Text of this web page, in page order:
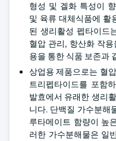
형성 및 겔화 특성이
및 육류 대체식품에 활
된 생리활성 펩타이드
혈압 관리, 항산화 작
용을 통한 식품 보존과
상업용 제품으로는 혈
트리펩타이드를 포함
발효에서 유래한 생리
니다. 단백질 가수분해
루타메이트 함량이 높
러한 가수분해물은 일